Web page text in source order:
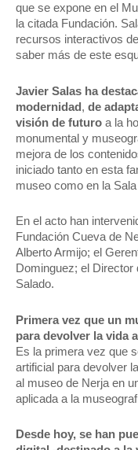
que se expone en el
la citada Fundación.
recursos interactivos
saber más de este
Javier Salas ha
modernidad , de
visión de futuro a la
monumental y
mejora de los
iniciado tanto en esta
museo como en la
En el acto han
Fundación Cueva de
Alberto Armijo; el
Dominguez; el
Salado.
Primera vez que un
para devolver la vida
Es la primera vez que
artificial para devolver
al museo de Nerja en
aplicada a la
Desde hoy, se han